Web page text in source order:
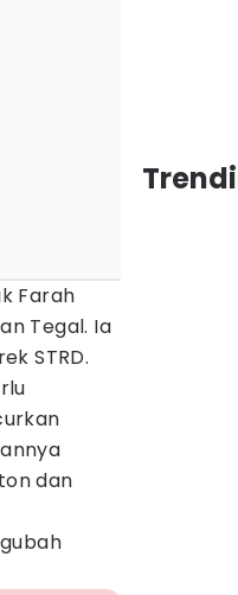
Farah
Tegal. Ia
STRD.
dan